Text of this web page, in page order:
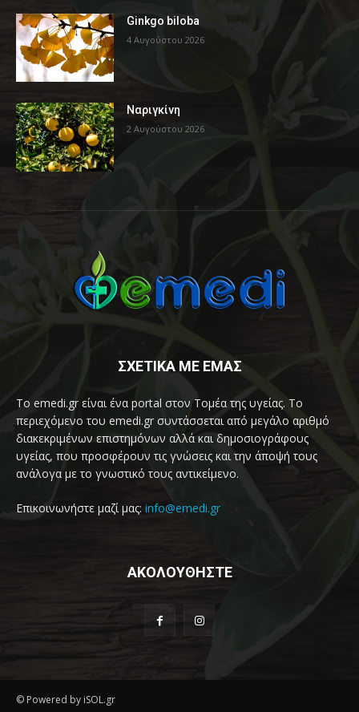
Ginkgo biloba
4 Αυγούστου 2026
Ναριγκίνη
2 Αυγούστου 2026
ΣΧΕΤΙΚΑ ΜΕ ΕΜΑΣ
Το emedi.gr είναι ένα portal στον Τομέα της υγείας. Το
περιεχόμενο του emedi.gr συντάσσεται από μεγάλο αριθμό
διακεκριμένων επιστημόνων αλλά και δημοσιογράφους
υγείας, που προσφέρουν τις γνώσεις και την άποψή τους
ανάλογα με το γνωστικό τους αντικείμενο.
Επικοινωνήστε μαζί μας: info@emedi.gr
ΑΚΟΛΟΥΘΗΣΤΕ
© Powered by iSOL.gr